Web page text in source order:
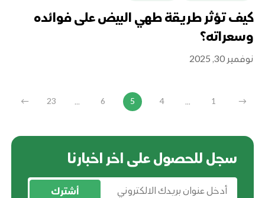
كيف تؤثر طريقة طهي البيض على فوائده
وسعراته؟
نوفمبر 30, 2025
→
1
...
4
5
6
...
23
←
سجل للحصول على اخر اخبارنا
أشترك